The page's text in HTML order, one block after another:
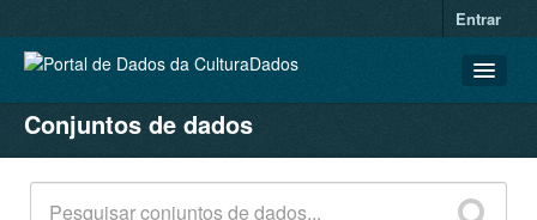
Entrar
CONJUNTOS DE DADOS
ORGANIZAÇÕES
GRUPOS
Conjuntos de dados